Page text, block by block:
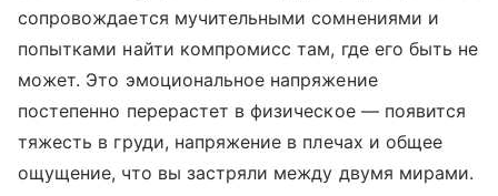
сопровождается мучительными сомнениями и
попытками найти компромисс там, где его быть не
может. Это эмоциональное напряжение
постепенно перерастет в физическое — появится
тяжесть в груди, напряжение в плечах и общее
ощущение, что вы застряли между двумя мирами.